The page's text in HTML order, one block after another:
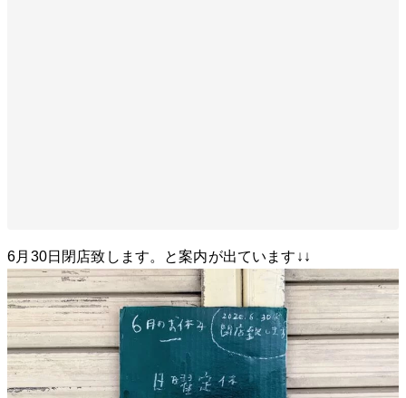
6月30日閉店致します。と案内が出ています↓↓